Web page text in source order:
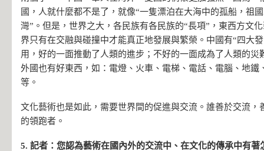
國，人就什麼都不是了，就像“一隻漂泊在大海中的孤船，祖
灣”。但是，世界之大，各民族有各民族的“長項”，東西方文
界只有在交融與碰撞中才能真正地發展與繁榮。中國有“四大
用，好的一面推動了人類的進步；不好的一面成為了人類的災
外國也有好東西，如：電燈、火車、電梯、電話、電腦、地鐵
等。
文化藝術也是如此，需要世界間的促進與交流。誰善於交流，
的領跑者。
5. 記者：您認為藝術在國內外的交流中、在文化的傳承中有著